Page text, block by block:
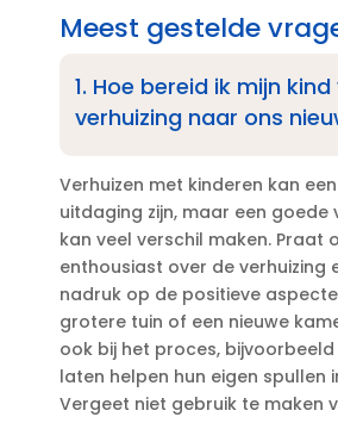
Meest gestelde
1.​ Hoe bereid ik mijn
verhuizing naar ons
Verhuizen met kinderen kan
uitdaging zijn, maar een goede
kan veel verschil maken.​ Praat
enthousiast over de verhuizing
nadruk op de positieve
grotere tuin of een nieuwe
ook bij het proces,
laten helpen hun eigen spullen
Vergeet niet gebruik te maken